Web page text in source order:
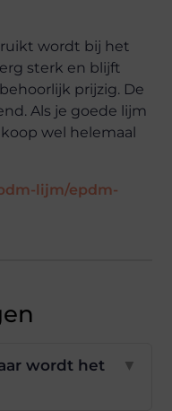
wordt bij het
sterk en blijft
prijzig. De
Als je goede lijm
wel helemaal
lijm/epdm-
wordt het
▼